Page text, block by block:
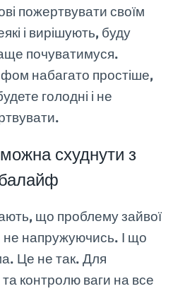
пожертвувати своїм
і вирішують, буду
почуватимуся.
набагато простіше,
голодні і не
схуднути з
що проблему зайвої
напружуючись. І що
Це не так. Для
контролю ваги на все